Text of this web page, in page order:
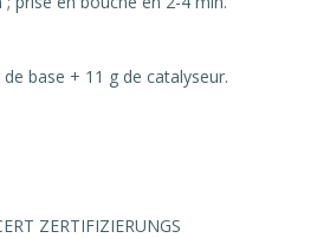
base + 11 g de catalyseur.
ZERTIFIZIERUNGS